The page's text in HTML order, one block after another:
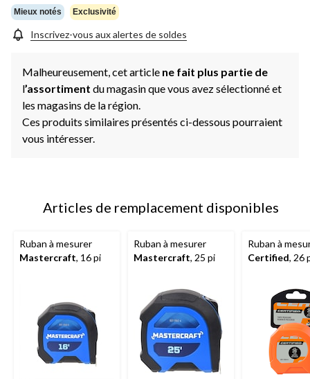
même
page.
Mieux notés Exclusivité
Inscrivez-vous aux alertes de soldes
Malheureusement, cet article ne fait plus partie de
l’assortiment du magasin que vous avez sélectionné et
les magasins de la région.
Ces produits similaires présentés ci-dessous pourraient
vous intéresser.
Articles de remplacement disponibles
Ruban à mesurer
Mastercraft, 16 pi
Ruban à mesurer
Mastercraft, 25 pi
Ruban à
Certified, 26